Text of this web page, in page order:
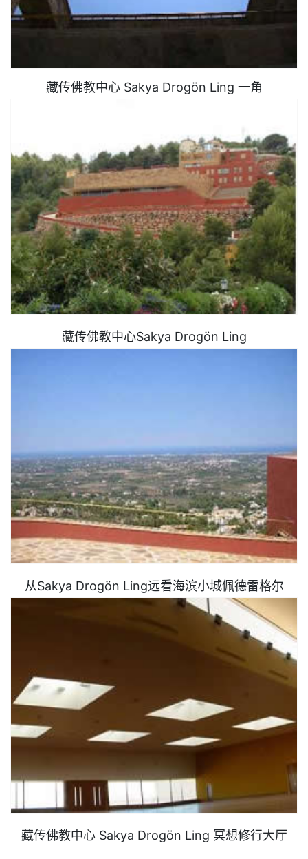
藏传佛教中心 Sakya Drogön Ling 一角
藏传佛教中心Sakya Drogön Ling
从Sakya Drogön Ling远看海滨小城佩德雷格尔
藏传佛教中心 Sakya Drogön Ling 冥想修行大厅